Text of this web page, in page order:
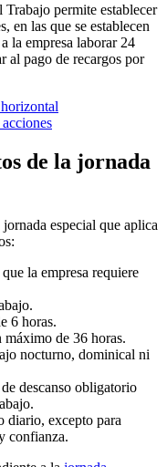
permite establecer
en las que se establecen
la empresa laborar 24
al pago de recargos por
de la jornada
especial que aplica
la empresa requiere
6 horas.
máximo de 36 horas.
nocturno, dominical ni
descanso obligatorio
diario, excepto para
confianza.